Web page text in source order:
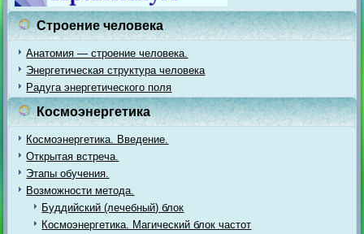
Строение человека
Анатомия — строение человека.
Энергетическая структура человека
Радуга энергетического поля
Космоэнергетика
Космоэнергетика. Введение.
Открытая встреча.
Этапы обучения.
Возможности метода.
Буддийский (лечебный) блок
Космоэнергетика. Магический блок частот